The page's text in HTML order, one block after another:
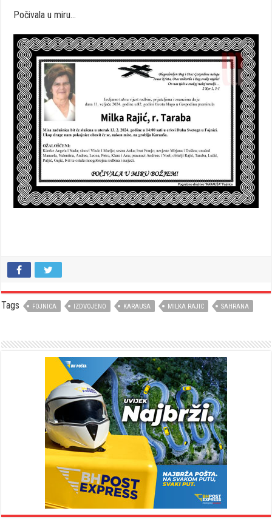
Počivala u miru…
Tags FOJNICA IZDVOJENO KARAUSA MILKA RAJIC SAHRANA